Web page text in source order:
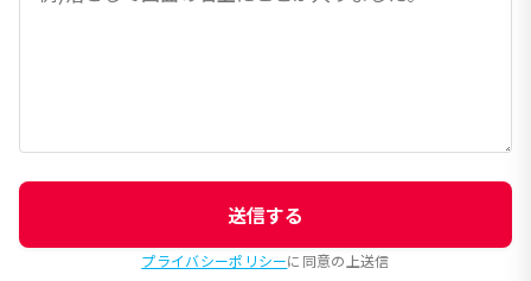
送信する
プライバシーポリシーに同意の上送信